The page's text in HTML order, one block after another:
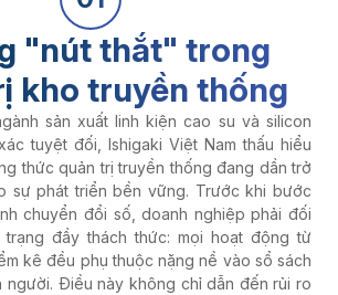
"nút thắt" trong
kho truyền thống
sản xuất linh kiện cao su và silicon
tuyệt đối, Ishigaki Việt Nam thấu hiểu
thức quản trị truyền thống đang dần trở
sự phát triển bền vững. Trước khi bước
chuyển đổi số, doanh nghiệp phải đối
đầy thách thức: mọi hoạt động từ
kê đều phụ thuộc nặng nề vào sổ sách
người. Điều này không chỉ dẫn đến rủi ro